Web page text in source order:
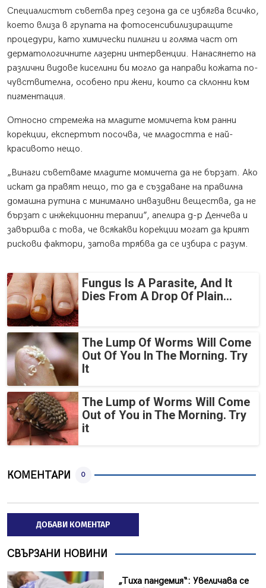
Специалистът съветва през сезона да се избягва всичко,
което влиза в групата на фотосенсибилизиращите
процедури, като химически пилинги и голяма част от
дерматологичните лазерни интервенции. Нанасянето на
различни видове киселини би могло да направи кожата по-
чувствителна, особено при жени, които са склонни към
пигментация.
Относно стремежа на младите момичета към ранни
корекции, експертът посочва, че младостта е най-
красивото нещо.
„Винаги съветваме младите момичета да не бързат. Ако
искат да правят нещо, то да е създаване на правилна
домашна рутина с минимално инвазивни вещества, да не
бързат с инжекционни терапии”, апелира д-р Денчева и
завършва с това, че всякакви корекции могат да крият
рискови фактори, затова трябва да се избира с разум.
Fungus Is A Parasite, And It
Dies From A Drop Of Plain...
The Lump Of Worms Will Come
Out Of You In The Morning. Try
It
The Lump of Worms Will Come
Out of You in The Morning. Try
it
КОМЕНТАРИ 0
ДОБАВИ КОМЕНТАР
СВЪРЗАНИ НОВИНИ
„Тиха пандемия“: Увеличава се